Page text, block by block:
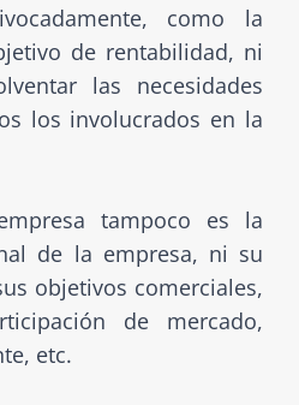
como la
de rentabilidad, ni
las necesidades
los involucrados en la
tampoco es la
de la empresa, ni su
objetivos comerciales,
de mercado,
etc.